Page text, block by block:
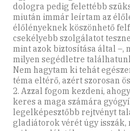
dologra pedig felettébb
miután immár leírtam az
élőlényeknek köszönhető
csekélyebb szolgálatot
mint azok biztosítása által –,
milyen segédletre
Nem hagytam ki tehát
téma eltérő, azért szorosan
2. Azzal fogom kezdeni,
keres a maga számára
legelképesztőbb rejtvényt
gladiátorok vérét úgy